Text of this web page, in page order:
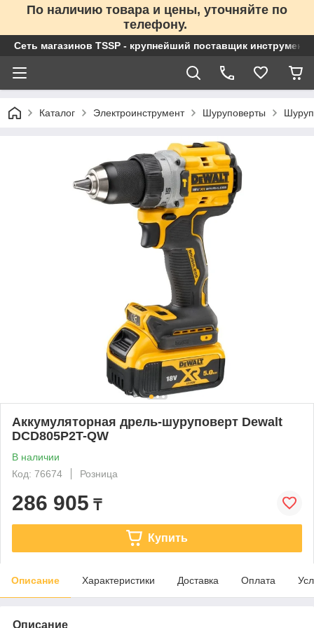
По наличию товара и цены, уточняйте по
телефону.
Сеть магазинов TSSP - крупнейший поставщик
Каталог Электроинструмент Шуруповерты
Аккумуляторная дрель-шуруповерт Dewalt
DCD805P2T-QW
В наличии
Код: 76674
Розница
286 905 ₸
Купить
Описание Характеристики Доставка Оплата
Описание